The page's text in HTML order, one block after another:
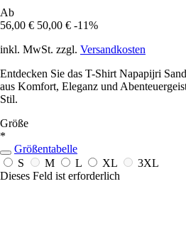
Ab
56,00 € 50,00 € -11%
inkl. MwSt. zzgl. Versandkosten
Entdecken Sie das T-Shirt Napapijri
aus Komfort, Eleganz und
Stil.
Größe
*
Größentabelle
S
M L XL
3XL
Dieses Feld ist erforderlich